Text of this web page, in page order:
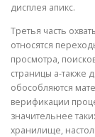
дисплея апикс.
Третья часть
относятся
просмотра,
страницы а-также
обособляются
верификации
значительнее
хранилище,